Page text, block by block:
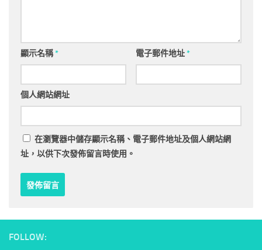
顯示名稱* 電子郵件地址*
個人網站網址
在瀏覽器中儲存顯示名稱、電子郵件地址及個人網站網
址，以供下次發佈留言時使用。
FOLLOW: